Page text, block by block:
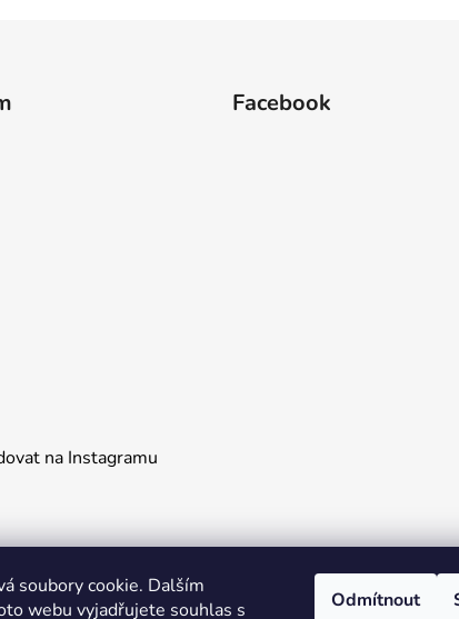
soubory cookie. Dalším
webu vyjadřujete souhlas s
Odmítnout
na Instagramu
Facebook